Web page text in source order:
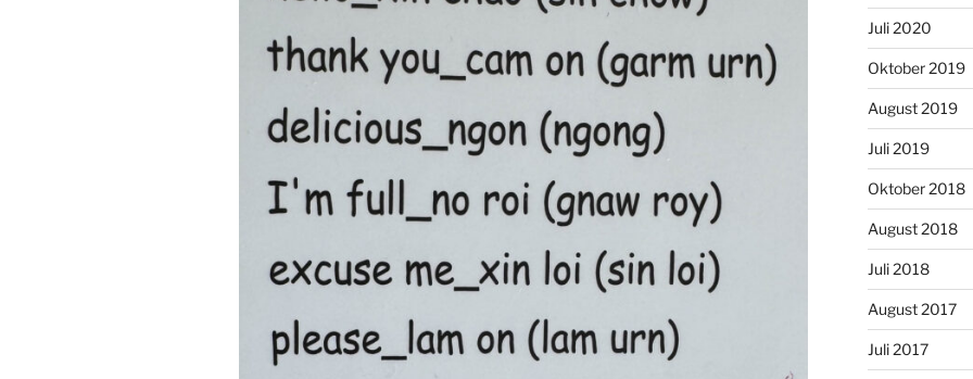
Juli 2020
Oktober 2019
August 2019
Juli 2019
Oktober 2018
August 2018
Juli 2018
August 2017
Juli 2017